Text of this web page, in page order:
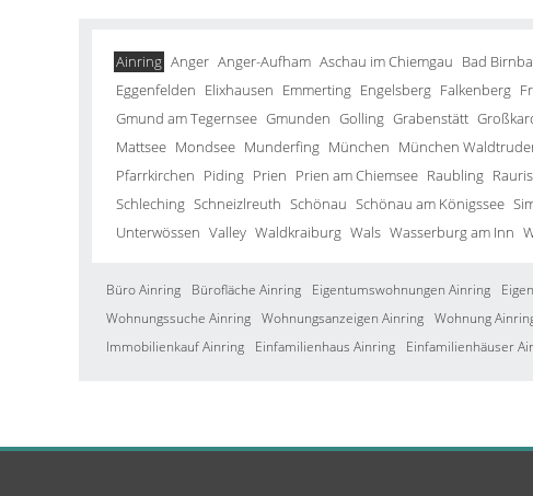
Ainring Anger Anger-Aufham Aschau im Chiemgau Bad
Eggenfelden Elixhausen Emmerting Engelsberg Falkenberg
Gmund am Tegernsee Gmunden Golling Grabenstätt
Mattsee Mondsee Munderfing München München
Pfarrkirchen Piding Prien Prien am Chiemsee Raubling Rauris
Schleching Schneizlreuth Schönau Schönau am Königssee
Unterwössen Valley Waldkraiburg Wals Wasserburg am Inn
Büro Ainring Bürofläche Ainring Eigentumswohnungen Ainring
Wohnungssuche Ainring Wohnungsanzeigen Ainring Wohnung
Immobilienkauf Ainring
Einfamilienhaus Ainring Einfamilienhäuser